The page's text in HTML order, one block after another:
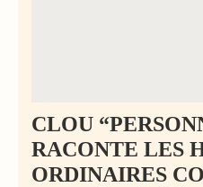
CLOU
RACONTE LES
ORDINAIRES